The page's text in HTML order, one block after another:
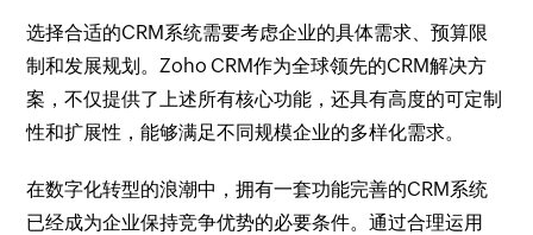
选择合适的CRM系统需要考虑企业的具体需求、预算限
制和发展规划。Zoho CRM作为全球领先的CRM解决方
案，不仅提供了上述所有核心功能，还具有高度的可定制
性和扩展性，能够满足不同规模企业的多样化需求。
在数字化转型的浪潮中，拥有一套功能完善的CRM系统
已经成为企业保持竞争优势的必要条件。通过合理运用